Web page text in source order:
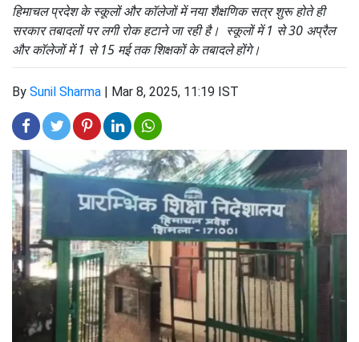
हिमाचल प्रदेश के स्कूलों और कॉलेजों में नया शैक्षणिक सत्र शुरू होते ही
सरकार तबादलों पर लगी रोक हटाने जा रही है। स्कूलों में 1 से 30 अप्रैल
और कॉलेजों में 1 से 15 मई तक शिक्षकों के तबादले होंगे।
By Sunil Sharma | Mar 8, 2025, 11:19 IST